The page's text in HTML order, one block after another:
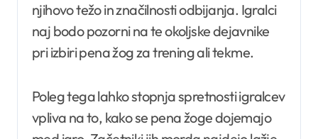
njihovo težo in značilnosti odbijanja. Igralci
naj bodo pozorni na te okoljske dejavnike
pri izbiri pena žog za trening ali tekme.
Poleg tega lahko stopnja spretnosti igralcev
vpliva na to, kako se pena žoge dojemajo